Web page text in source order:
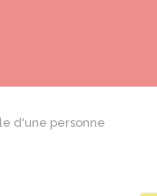
d'une personne